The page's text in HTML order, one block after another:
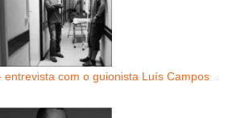
entrevista com o guionista Luís Campos